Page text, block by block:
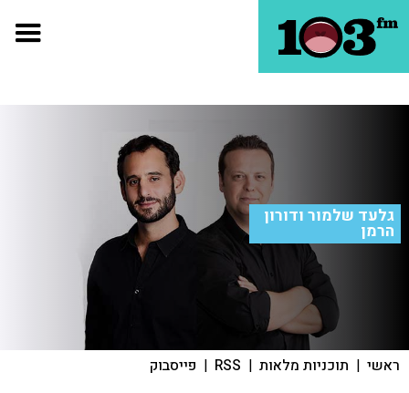
גלעד שלמור ודורון
הרמן
ראשי | תוכניות מלאות |
RSS
| פייסבוק